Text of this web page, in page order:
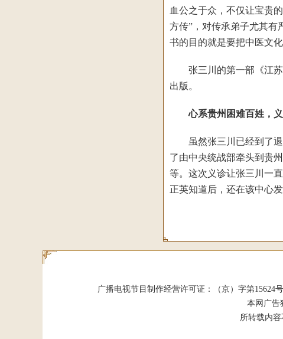
血公之于众，不仅让宝贵
方传”，对传承弟子尤其有
书的目的就是要把中医文
张三川的第一部《江苏
出版。
心系贵州困难百姓，
虽然张三川已经到了退
了由中央统战部牵头到贵
等。这次义诊让张三川一
正英知道后，还在该中心
广播电视节目制作经营许可证：（京）字第15624
本网广告
所转载内